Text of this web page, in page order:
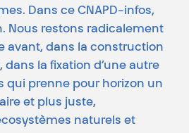
Dans ce CNAPD-infos,
Nous restons radicalement
avant, dans la construction
dans la fixation d’une autre
qui prenne pour horizon un
et plus juste,
naturels et